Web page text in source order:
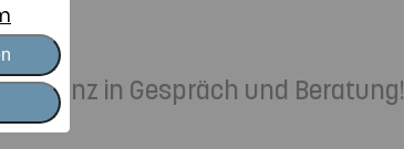
in Gespräch und Beratung!